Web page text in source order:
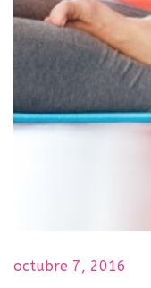
octubre 7, 2016